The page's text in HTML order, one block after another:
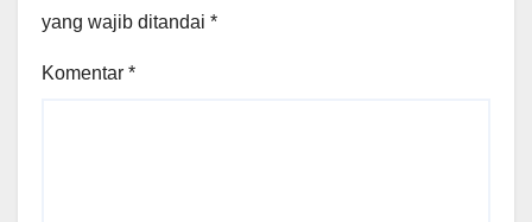
yang wajib ditandai *
Komentar *